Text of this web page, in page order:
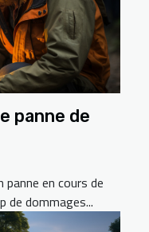
panne de
en cours de
de dommages...